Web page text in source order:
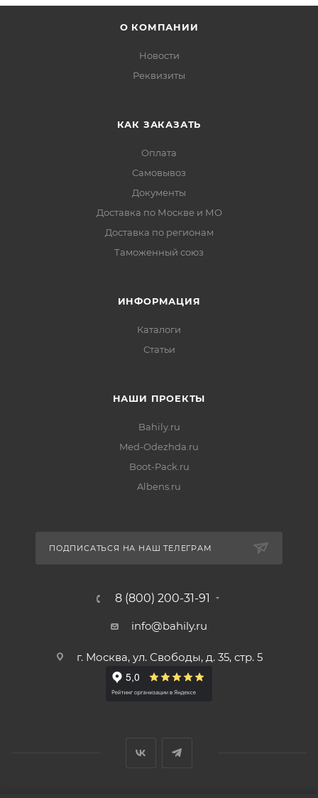
О КОМПАНИИ
Новости
Реквизиты
КАК ЗАКАЗАТЬ
Оплата
Самовывоз
Документы
Доставка по Москве и МО
Доставка по регионам
Таможенный союз
ИНФОРМАЦИЯ
Каталоги
Статьи
НАШИ ПРОЕКТЫ
Bahily.ru
Med-Odezhda.ru
Boot-Pack.ru
Albens.ru
ПОДПИСАТЬСЯ НА НАШ ТЕЛЕГРАМ
8 (800) 200-31-91
info@bahily.ru
г. Москва, ул. Свободы, д. 35, стр. 5